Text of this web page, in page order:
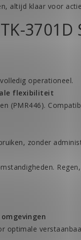
altijd klaar voor
3701D
operationeel.
flexibiliteit
(PMR446).
zonder
optimale